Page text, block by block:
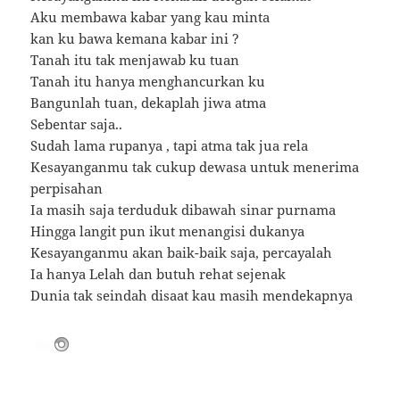
Aku membawa kabar yang kau minta
kan ku bawa kemana kabar ini ?
Tanah itu tak menjawab ku tuan
Tanah itu hanya menghancurkan ku
Bangunlah tuan, dekaplah jiwa atma
Sebentar saja..
Sudah lama rupanya , tapi atma tak jua rela
Kesayanganmu tak cukup dewasa untuk menerima
perpisahan
Ia masih saja terduduk dibawah sinar purnama
Hingga langit pun ikut menangisi dukanya
Kesayanganmu akan baik-baik saja, percayalah
Ia hanya Lelah dan butuh rehat sejenak
Dunia tak seindah disaat kau masih mendekapnya